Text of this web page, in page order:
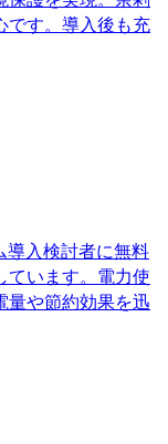
です。導入後も充
導入検討者に無料
ています。電力使
量や節約効果を迅